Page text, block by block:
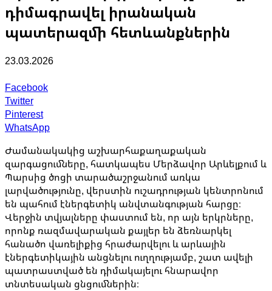
դիմագրավել իրանական
պատերազմի հետևանքներին
23.03.2026
Facebook
Twitter
Pinterest
WhatsApp
Ժամանակակից աշխարհաքաղաքական
զարգացումները, հատկապես Մերձավոր Արևելքում և
Պարսից ծոցի տարածաշրջանում առկա
լարվածությունը, վերստին ուշադրության կենտրոնում
են պահում էներգետիկ անվտանգության հարցը։
Վերջին տվյալները փաստում են, որ այն երկրները,
որոնք ռազմավարական քայլեր են ձեռնարկել
հանածո վառելիքից հրաժարվելու և արևային
էներգետիկային անցնելու ուղղությամբ, շատ ավելի
պատրաստված են դիմակայելու հնարավոր
տնտեսական ցնցումներին։